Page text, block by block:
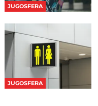
JUGOSFERA
JUGOSFERA